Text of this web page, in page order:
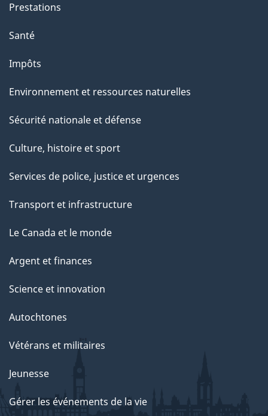
Prestations
Santé
Impôts
Environnement et ressources naturelles
Sécurité nationale et défense
Culture, histoire et sport
Services de police, justice et urgences
Transport et infrastructure
Le Canada et le monde
Argent et finances
Science et innovation
Autochtones
Vétérans et militaires
Jeunesse
Gérer les événements de la vie